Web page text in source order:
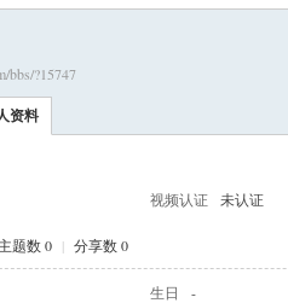
bbs/?15747
资料
视频认证 未认证
主题数 0 | 分享数 0
生日 -